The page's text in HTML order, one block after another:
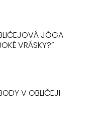
JÓGA
VRÁSKY?”
V OBLIČEJI